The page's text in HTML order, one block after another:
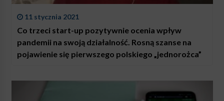
11 stycznia 2021
Co trzeci start-up pozytywnie ocenia wpływ
pandemii na swoją działalność. Rosną szanse na
pojawienie się pierwszego polskiego „jednorożca”